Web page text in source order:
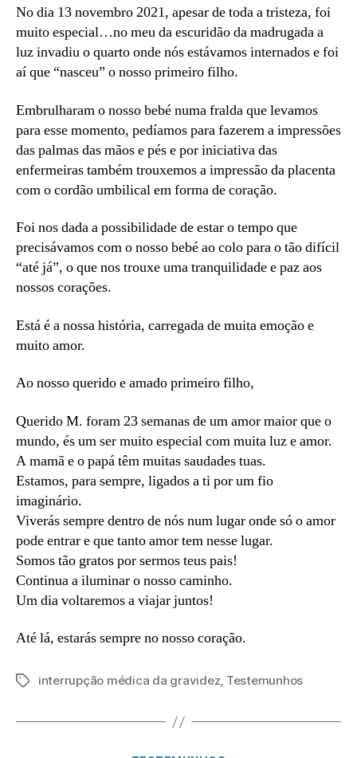
No dia 13 novembro 2021, apesar de toda a tristeza, foi
muito especial…no meu da escuridão da madrugada a
luz invadiu o quarto onde nós estávamos internados e foi
aí que “nasceu” o nosso primeiro filho.
Embrulharam o nosso bebé numa fralda que levamos
para esse momento, pedíamos para fazerem a impressões
das palmas das mãos e pés e por iniciativa das
enfermeiras também trouxemos a impressão da placenta
com o cordão umbilical em forma de coração.
Foi nos dada a possibilidade de estar o tempo que
precisávamos com o nosso bebé ao colo para o tão difícil
“até já”, o que nos trouxe uma tranquilidade e paz aos
nossos corações.
Está é a nossa história, carregada de muita emoção e
muito amor.
Ao nosso querido e amado primeiro filho,
Querido M. foram 23 semanas de um amor maior que o
mundo, és um ser muito especial com muita luz e amor.
A mamã e o papá têm muitas saudades tuas.
Estamos, para sempre, ligados a ti por um fio
imaginário.
Viverás sempre dentro de nós num lugar onde só o amor
pode entrar e que tanto amor tem nesse lugar.
Somos tão gratos por sermos teus pais!
Continua a iluminar o nosso caminho.
Um dia voltaremos a viajar juntos!
Até lá, estarás sempre no nosso coração.
Etiquetas
interrupção médica da gravidez, Testemunhos